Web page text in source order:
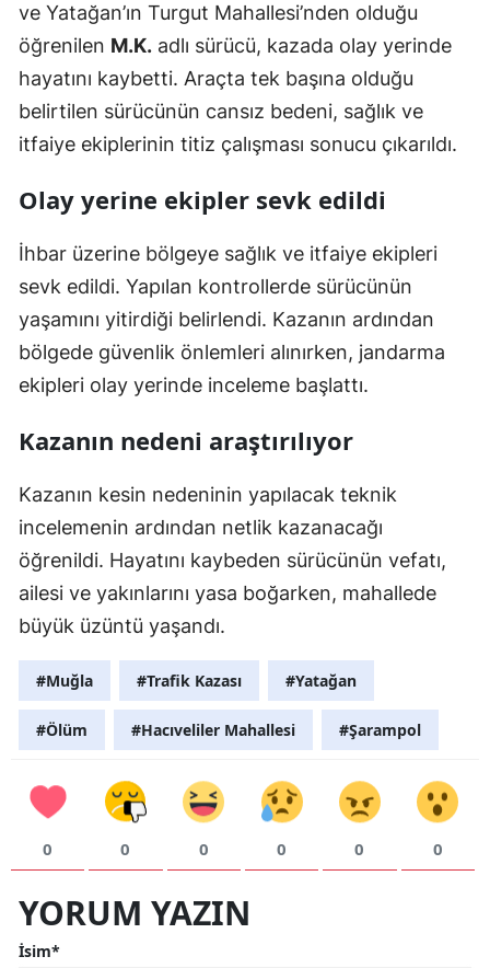
ve Yatağan’ın Turgut Mahallesi’nden olduğu
öğrenilen M.K. adlı sürücü, kazada olay yerinde
hayatını kaybetti. Araçta tek başına olduğu
belirtilen sürücünün cansız bedeni, sağlık ve
itfaiye ekiplerinin titiz çalışması sonucu çıkarıldı.
Olay yerine ekipler sevk edildi
İhbar üzerine bölgeye sağlık ve itfaiye ekipleri
sevk edildi. Yapılan kontrollerde sürücünün
yaşamını yitirdiği belirlendi. Kazanın ardından
bölgede güvenlik önlemleri alınırken, jandarma
ekipleri olay yerinde inceleme başlattı.
Kazanın nedeni araştırılıyor
Kazanın kesin nedeninin yapılacak teknik
incelemenin ardından netlik kazanacağı
öğrenildi. Hayatını kaybeden sürücünün vefatı,
ailesi ve yakınlarını yasa boğarken, mahallede
büyük üzüntü yaşandı.
#Muğla #Trafik Kazası #Yatağan
#Ölüm #Hacıveliler Mahallesi #Şarampol
0 0 0 0 0 0
YORUM YAZIN
İsim*